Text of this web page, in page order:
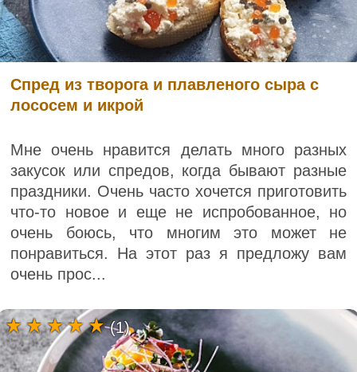
Спред из творога и плавленого сыра с
лососем и икрой
Мне очень нравится делать много разных
закусок или спредов, когда бывают разные
праздники. Очень часто хочется приготовить
что-то новое и еще не испробованное, но
очень боюсь, что многим это может не
понравиться. На этот раз я предложу вам
очень прос...
(1)